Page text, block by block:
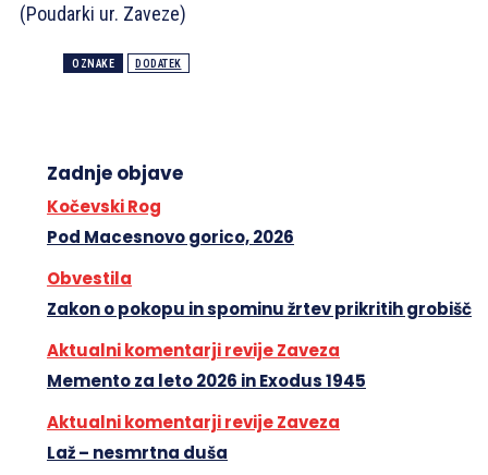
(Poudarki ur. Zaveze)
OZNAKE DODATEK
Zadnje objave
Kočevski Rog
Pod Macesnovo gorico, 2026
Obvestila
Zakon o pokopu in spominu žrtev prikritih grobišč
Aktualni komentarji revije Zaveza
Memento za leto 2026 in Exodus 1945
Aktualni komentarji revije Zaveza
Laž – nesmrtna duša